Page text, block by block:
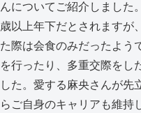
んについてご紹介しました
歳以上年下だとされますが
た際は会食のみだったよう
を行ったり、多重交際をし
した。愛する麻央さんが先
らご自身のキャリアも維持